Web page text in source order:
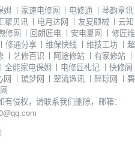
姆 丨 家速电修网 丨 电修通 丨琴韵章讯
聚贝讯 丨 电月达网 丨 友夏颐械 丨云知
修网 丨 回朗匠电 丨 安电夏网 丨 修匠维
丨 修通分享 丨维保快线 丨维技工坊 丨 超
丨 艺修百识 丨 阿途修站 丨 有家修站 丨
丨 全能家电保姆 丨 电修匠札记 丨 快修阁
网 丨 琥梦网 丨翠流逸讯 丨醉琼网 丨 碧
侵权，请联系我们删除，邮箱：
丨